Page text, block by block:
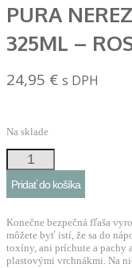
PURA
325ML –
24,95 € s DPH
Na sklade
množstvo
nerezová
fľaša
325ml
Pridať do košíka
Konečne bezpečná fľaša
môžete byť istí, že sa do
toxíny, ani príchute a pachy
plastovými vrchnákmi. Na